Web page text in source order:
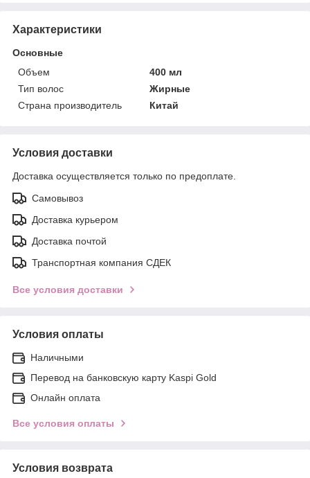
Характеристики
Основные
Объем
400 мл
Тип волос
Жирные
Страна производитель
Китай
Условия доставки
Доставка осуществляется только по предоплате.
Самовывоз
Доставка курьером
Доставка почтой
Транспортная компания СДЕК
Все условия доставки
Условия оплаты
Наличными
Перевод на банковскую карту Kaspi Gold
Онлайн оплата
Все условия оплаты
Условия возврата